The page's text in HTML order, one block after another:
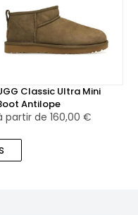
Classic Ultra Mini
Antilope
partir de 160,00 €